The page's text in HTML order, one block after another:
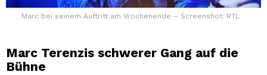
Marc bei seinem Auftritt am Wochenende – Screenshot: RTL
Marc Terenzis schwerer Gang auf die
Bühne